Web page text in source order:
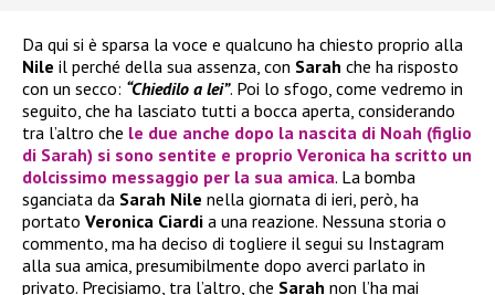
Da qui si è sparsa la voce e qualcuno ha chiesto proprio alla
Nile il perché della sua assenza, con Sarah che ha risposto
con un secco: “Chiedilo a lei”. Poi lo sfogo, come vedremo in
seguito, che ha lasciato tutti a bocca aperta, considerando
tra l’altro che le due anche dopo la nascita di Noah (figlio
di Sarah) si sono sentite e proprio Veronica ha scritto un
dolcissimo messaggio per la sua amica. La bomba
sganciata da Sarah Nile nella giornata di ieri, però, ha
portato Veronica Ciardi a una reazione. Nessuna storia o
commento, ma ha deciso di togliere il segui su Instagram
alla sua amica, presumibilmente dopo averci parlato in
privato. Precisiamo, tra l’altro, che Sarah non l’ha mai